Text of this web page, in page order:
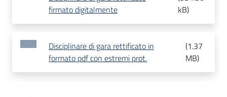
firmato digitalmente
kB)
Disciplinare di gara rettificato in
formato pdf con estremi prot.
(1.37
MB)